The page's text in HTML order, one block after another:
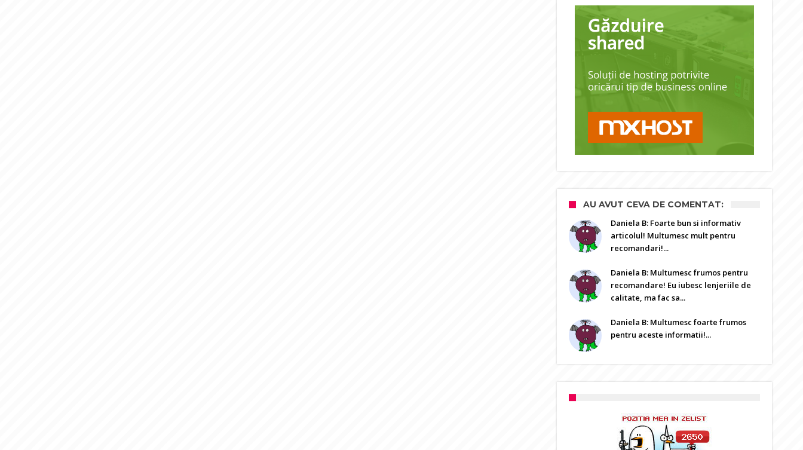
AU AVUT CEVA DE COMENTAT:
Daniela B: Foarte bun si informativ
articolul! Multumesc mult pentru
recomandari!...
Daniela B: Multumesc frumos pentru
recomandare! Eu iubesc lenjeriile de
calitate, ma fac sa...
Daniela B: Multumesc foarte frumos
pentru aceste informatii!...